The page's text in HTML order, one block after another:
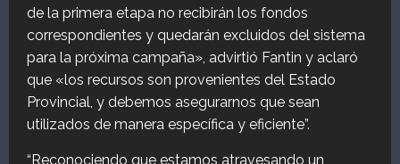
de la primera etapa no recibirán los fondos
correspondientes y quedarán excluidos del sistema
para la próxima campaña», advirtió Fantin y aclaró
que «los recursos son provenientes del Estado
Provincial, y debemos asegurarnos que sean
utilizados de manera específica y eficiente”.
“Reconociendo que estamos atravesando un